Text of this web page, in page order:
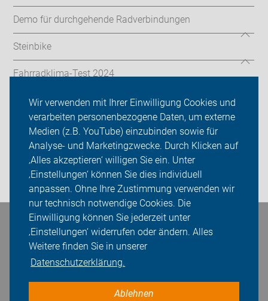
Wir verwenden mit Ihrer Einwilligung Cookies und
verarbeiten personenbezogene Daten, um externe
Medien (z.B. YouTube) einzubinden sowie für
Analyse- und Marketingzwecke. Durch Klicken auf
‚Alles akzeptieren‘ willigen Sie ein. Unter
‚Einstellungen‘ können Sie dies individuell
anpassen. Ohne Ihre Zustimmung verwenden wir
nur technisch notwendige Cookies. Die
Einwilligung können Sie jederzeit unter
‚Einstellungen‘ widerrufen oder ändern. Alles
Weitere finden Sie in unserer
Datenschutzerklärung.
Ablehnen
Demo für durchgehende Radverbindungen
Steinbike
Fahrradklima-Test 2024
ADFC Oberursel/Steinbach
Sei dabei
Presse
Login
Bleiben Sie in Kontakt